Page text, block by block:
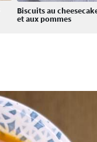
Biscuits au
et aux pommes